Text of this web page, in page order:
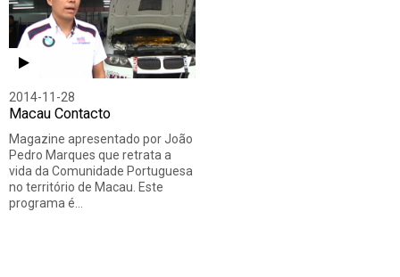
2014-11-28
Macau Contacto
Magazine apresentado por João
Pedro Marques que retrata a
vida da Comunidade Portuguesa
no território de Macau. Este
programa é…